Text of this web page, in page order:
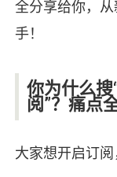
全分享给你，
手！
你为什么
阅”？痛点
大家想开启订阅